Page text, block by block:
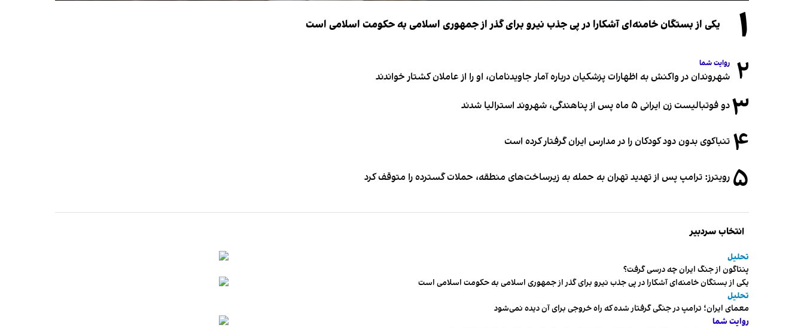
۱ یکی از بستگان خامنه‌ای آشکارا در پی جذب نیرو برای گذر از جمهوری اسلامی به حکومت اسلامی است
۲ روایت شما
شهروندان در واکنش به اظهارات پزشکیان درباره آمار جاویدنامان، او را از عاملان کشتار خواندند
۳دو فوتبالیست زن ایرانی ۵ ماه پس از پناهندگی، شهروند استرالیا شدند
۴ تنباکوی بدون دود کودکان را در مدارس ایران گرفتار کرده است
۵ رویترز: ترامپ پس از تهدید تهران به حمله به زیرساخت‌های منطقه، حملات گسترده را متوقف کرد
انتخاب سردبیر
تحلیل
پنتاگون از جنگ ایران چه درسی گرفت؟
یکی از بستگان خامنه‌ای آشکارا در پی جذب نیرو برای گذر از جمهوری اسلامی به حکومت اسلامی است
تحلیل
معمای ایران؛ ترامپ در جنگی گرفتار شده که راه خروجی برای آن دیده نمی‌شود
روایت شما